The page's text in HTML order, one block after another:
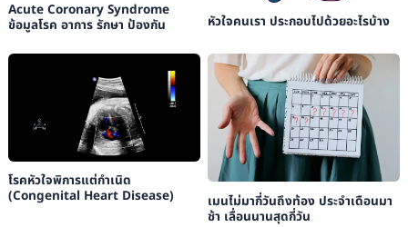
Acute Coronary Syndrome
ข้อมูลโรค อาการ รักษา ป้องกัน
หัวใจคนเรา ประกอบไปด้วยอะไรบ้าง
โรคหัวใจพิการแต่กำเนิด
(Congenital Heart Disease)
เมนไม่มากี่วันถึงท้อง ประจำเดือนมา
ช้า เลื่อนนานสุดกี่วัน